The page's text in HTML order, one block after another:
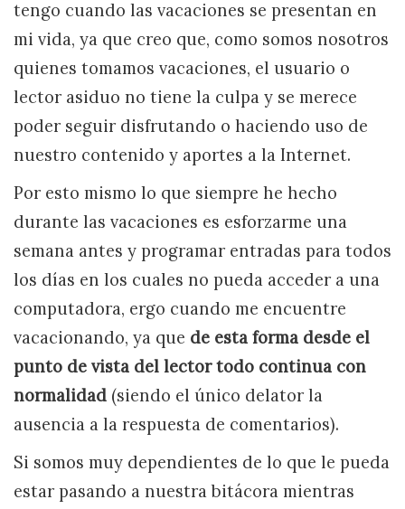
tengo cuando las vacaciones se presentan en
mi vida, ya que creo que, como somos nosotros
quienes tomamos vacaciones, el usuario o
lector asiduo no tiene la culpa y se merece
poder seguir disfrutando o haciendo uso de
nuestro contenido y aportes a la Internet.
Por esto mismo lo que siempre he hecho
durante las vacaciones es esforzarme una
semana antes y programar entradas para todos
los días en los cuales no pueda acceder a una
computadora, ergo cuando me encuentre
vacacionando, ya que de esta forma desde el
punto de vista del lector todo continua con
normalidad (siendo el único delator la
ausencia a la respuesta de comentarios).
Si somos muy dependientes de lo que le pueda
estar pasando a nuestra bitácora mientras